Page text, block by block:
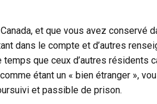
et que vous avez conservé
dans le compte et d’autres
que ceux d’autres résidents
étant un « bien étranger »,
et passible de prison.